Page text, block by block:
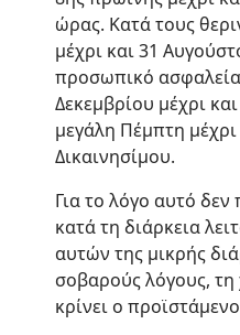
ώρας. Κατά τους
μέχρι και 31
προσωπικό
Δεκεμβρίου μέχρι
μεγάλη Πέμπτη μέχρι
Δικαινησίμου.
Για το λόγο αυτό δεν
κατά τη διάρκεια
αυτών της μικρής
σοβαρούς λόγους,
κρίνει ο